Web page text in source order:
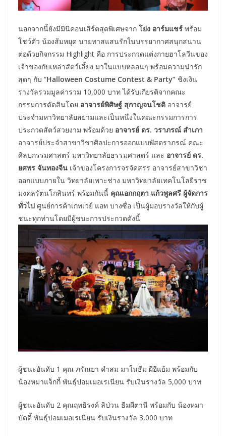
นอกจากนี้ยังมีมินิคอนเสิร์ตสุดพิเศษจาก โย่ง อาร์มแชร์ พร้อม
โชว์ตัว น้องส้มหยุด นายทาสแสนรักในบรรยากาศสนุกสนาน
ต่อด้วยกิจกรรม Highlight คือ การประกวดแต่งกายฮาโลวีนของ
เจ้าของกับเหล่าสัตว์เลี้ยง มาในแบบหลอนๆ พร้อมความน่ารัก
สุดๆ กับ “Halloween Costume Contest & Party” ชิงเงิน
รางวัลรวมมูลค่ารวม 10,000 บาท ได้รับเกียรติจากคณะ
กรรมการตัดสินโดย อาจารย์พิศิษฐ์ สุกาญจนโชติ อาจารย์
ประจำมหาวิทยาลัยสยามและเป็นหนึ่งในคณะกรรมการการ
ประกวดสัตว์สวยงาม พร้อมด้วย อาจารย์ ดร. วราภรณ์ สำเภา
อาจารย์ประจำสาขาวิชาศิลปะการออกแบบพัสตราภรณ์ คณะ
ศิลปกรรมศาสตร์ มหาวิทยาลัยธรรมศาสตร์ และ อาจารย์ ดร.
ยศพร จันทองจีน เจ้าของโครงการจรจัดสรร อาจารย์สาขาวิชา
ออกแบบภายใน วิทยาลัยเพาะช่าง มหาวิทยาลัยเทคโนโลยีราช
มงคลรัตนโกสินทร์ พร้อมกันนี้ คุณเอกกฤตา แก้วพูลศรี ผู้จัดการ
ทั่วไป ศูนย์การค้าเกทเวย์ แอท บางซื่อ เป็นผู้มอบรางวัลให้กับผู้
ชนะทุกท่านโดยมีผู้ชนะการประกวดดังนี้
ผู้ชนะอันดับ 1 คุณ ภรัณยา คำสม มาในธีม ผีอีแย้ม พร้อมกับ
น้องหมาแจ็กกี้ พันธุ์ปอมเมอเรเนียน รับเงินรางวัล 5,000 บาท
ผู้ชนะอันดับ 2 คุณฤทธิรงค์ ลิป่วน ธีมผีตานี พร้อมกับ น้องหมา
บัดดี้ พันธุ์ปอมเมอเรเนียน รับเงินรางวัล 3,000 บาท